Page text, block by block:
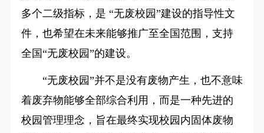
多个二级指标，是 “无废校园”建设的指导性文
件，也希望在未来能够推广至全国范围，支持
全国“无废校园”的建设。
“无废校园”并不是没有废物产生，也不意味
着废弃物能够全部综合利用，而是一种先进的
校园管理理念，旨在最终实现校园内固体废物